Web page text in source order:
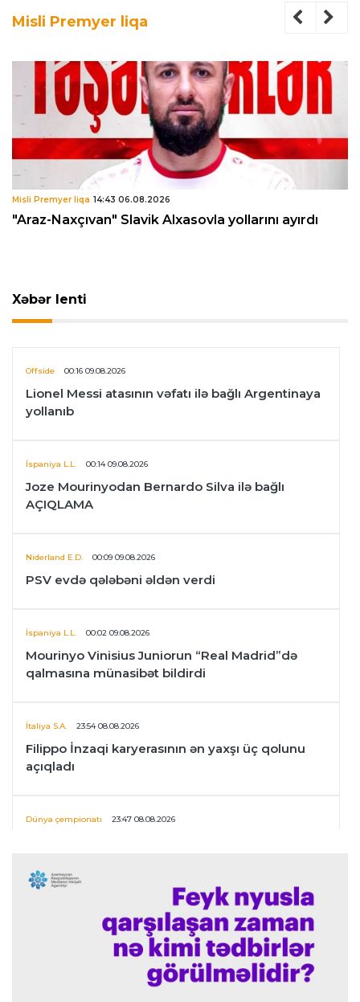
Misli Premyer liqa
Misli Premyer liqa 14:43 06.08.2026
"Araz-Naxçıvan" Slavik Alxasovla yollarını ayırdı
Xəbər lenti
Offside 00:16 09.08.2026
Lionel Messi atasının vəfatı ilə bağlı Argentinaya
yollanıb
İspaniya L.L. 00:14 09.08.2026
Joze Mourinyodan Bernardo Silva ilə bağlı
AÇIQLAMA
Niderland E.D. 00:09 09.08.2026
PSV evdə qələbəni əldən verdi
İspaniya L.L. 00:02 09.08.2026
Mourinyo Vinisius Juniorun “Real Madrid”də
qalmasına münasibət bildirdi
İtaliya S.A. 23:54 08.08.2026
Filippo İnzaqi karyerasının ən yaxşı üç qolunu
açıqladı
Dünya çempionatı 23:47 08.08.2026
Donald Trampın oğlu Enes Kanterin WNBA
planını dəstəklədi